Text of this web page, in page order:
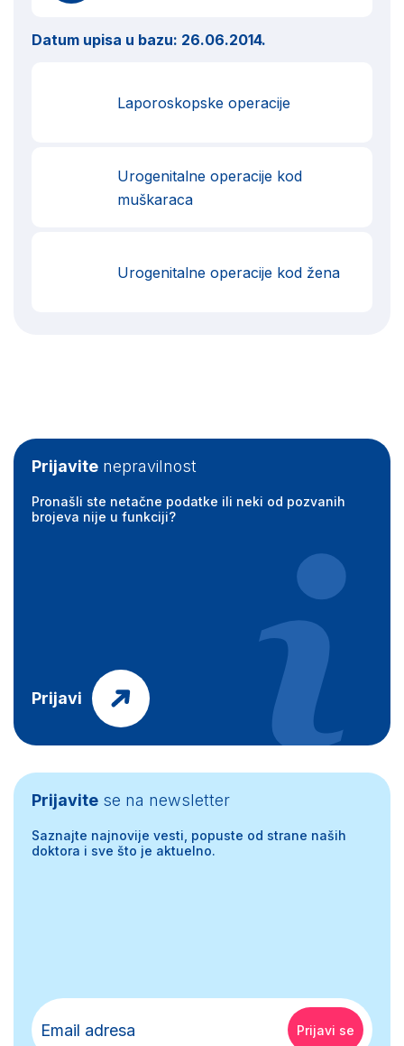
Datum upisa u bazu: 26.06.2014.
Laporoskopske operacije
Urogenitalne operacije kod
muškaraca
Urogenitalne operacije kod žena
Prijavite nepravilnost
Pronašli ste netačne podatke ili neki od pozvanih
brojeva nije u funkciji?
Prijavi
Prijavite se na newsletter
Saznajte najnovije vesti, popuste od strane naših
doktora i sve što je aktuelno.